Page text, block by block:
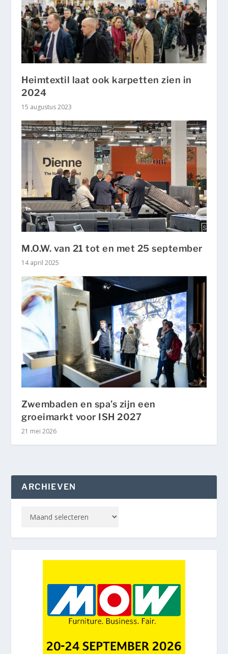
Heimtextil laat ook karpetten zien in
2024
15 augustus 2023
M.O.W. van 21 tot en met 25 september
14 april 2025
Zwembaden en spa’s zijn een
groeimarkt voor ISH 2027
21 mei 2026
ARCHIEVEN